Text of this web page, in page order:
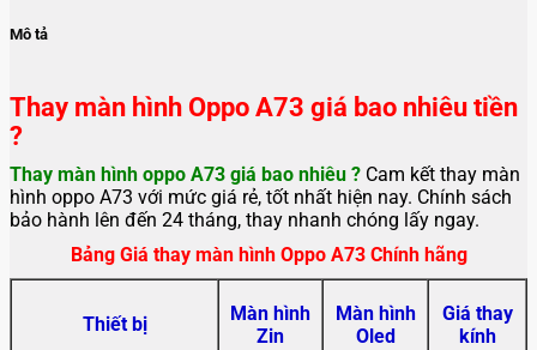
Mô tả
Thay màn hình Oppo A73 giá bao nhiêu tiền
?
Thay màn hình oppo A73 giá bao nhiêu ? Cam kết thay màn
hình oppo A73 với mức giá rẻ, tốt nhất hiện nay. Chính sách
bảo hành lên đến 24 tháng, thay nhanh chóng lấy ngay.
Bảng Giá thay màn hình Oppo A73 Chính hãng
Thiết bị
Màn hình
Zin
Màn hình
Oled
Giá thay
kính